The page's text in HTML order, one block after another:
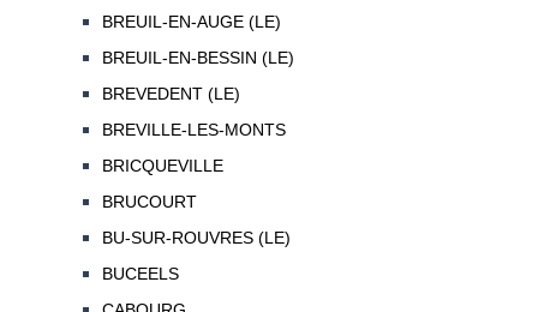
BREUIL-EN-AUGE (LE)
BREUIL-EN-BESSIN (LE)
BREVEDENT (LE)
BREVILLE-LES-MONTS
BRICQUEVILLE
BRUCOURT
BU-SUR-ROUVRES (LE)
BUCEELS